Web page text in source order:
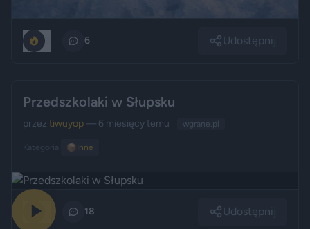
6 Udostępnij
Przedszkolaki w Słupsku
przez tiwuyop— 6 miesięcy temu wgrane.pl
Kategoria: 📦 Inne
18 Udostępnij